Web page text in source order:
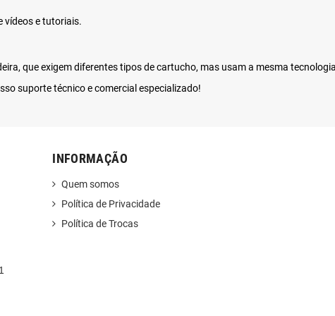
vídeos e tutoriais.
, que exigem diferentes tipos de cartucho, mas usam a mesma
suporte técnico e comercial especializado!
INFORMAÇÃO
Quem somos
Política de Privacidade
Política de Trocas